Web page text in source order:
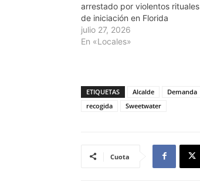
arrestado por violentos rituales
de iniciación en Florida
julio 27, 2026
En «Locales»
ETIQUETAS Alcalde Demanda
recogida
Sweetwater
Cuota